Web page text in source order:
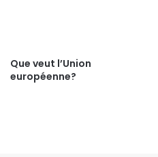
Que veut l’Union
européenne?